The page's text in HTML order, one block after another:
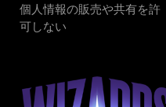
個人情報の販売や共有を許
可しない